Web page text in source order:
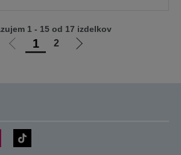
Pojdi1 2
Pojdi
1 - 15 od 17 izdelkov